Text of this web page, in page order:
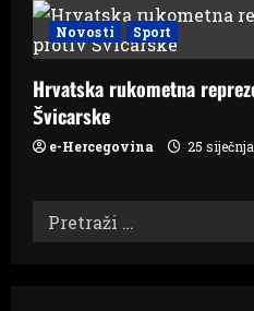
Novosti Sport
Hrvatska rukometna
Švicarske
e-Hercegovina 25
Pretraži: